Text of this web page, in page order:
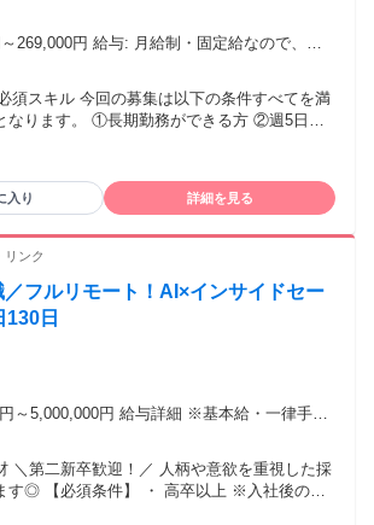
給与: 月給制・固定給なので、毎
間数（7
キルをもとに設定、
たします ※2 当月のカレンダー日
分を1ヶ月として算出します 上記金額に
ので、頑張りは即時反映！ 査定以降は営
となります。 また勤務時間の変更も1
（時間）×20（営業
（営業日）＋
（円）=月給269,000円※昇給例 ---- ※
信手当一部支給 ※各種イン
30万円） ※社会保険完備（厚生年
用保険）
なります。 ①長期勤務ができる方 ②週5日の
る方 ④自宅にインターネットの固定回線（光
、有線接続ができる環境の方 ※お客様に安定
お届けするため、必須条件となります。ポケ
をお願いいたします。 ■歓迎スキル 営
アアドバイザー・テレアポ・カスタマーサク
営業職未経験の方や異業種からの転職者も活
ビススタッフ、ビューティーアドバイザー、
ールセンター業務 等
入り 詳細を見る
リンク
／フルリモート！AI×インサイドセー
130日
～5,000,000円 給与詳細 ※基本給・一律手当
員に一律で支払われる通勤・皆勤・家族手当
あたり6万円 全員に一律で支払われるその他手
＼第二新卒歓迎！／ 人柄や意欲を重視した採
上 ※入社後の研